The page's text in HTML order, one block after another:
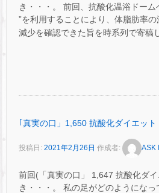
き・・・。 前回、抗酸化温浴ドーム
”を利用することにより、体脂肪率
減少を確認できた旨を時系列で寄稿
｢真実の口」1,650 抗酸化ダイエット
投稿日: 2021年2月26日 作成者: ASK
前回(「真実の口」 1,647 抗酸化ダ
き・・・。 私の足がどのようになっ